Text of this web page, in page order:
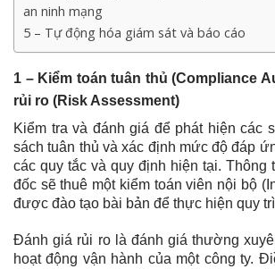
an ninh mạng
5 – Tự động hóa giám sát và báo cáo
1 – Kiểm toán tuân thủ (Compliance
rủi ro (Risk Assessment)
Kiểm tra và đánh giá để phát hiện các
sách tuân thủ và xác định mức độ đáp
các quy tắc và quy định hiện tại. Thông
đốc sẽ thuê một kiểm toán viên nội bộ
được đào tạo bài bản để thực hiện quy
Đánh giá rủi ro là đánh giá thường
hoạt động vận hành của một công ty.